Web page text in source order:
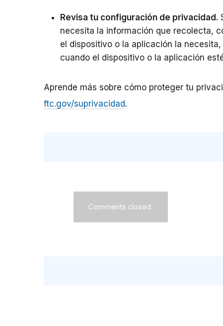
Revisa tu configuración de privacidad.
necesita la información que recolecta,
el dispositivo o la aplicación la
cuando el dispositivo o la aplicación
Aprende más sobre cómo proteger tu
ftc.gov/suprivacidad.
Comments closed.